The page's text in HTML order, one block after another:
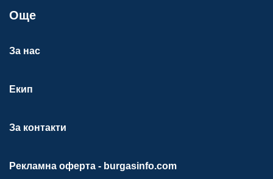
Още
За нас
Екип
За контакти
Рекламна оферта - burgasinfo.com